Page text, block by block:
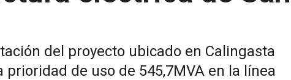
del proyecto ubicado en Calingasta
de uso de 545,7MVA en la línea